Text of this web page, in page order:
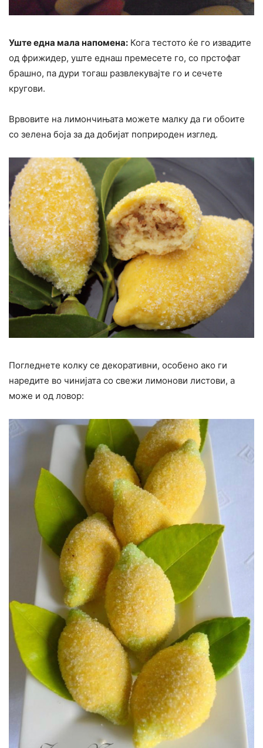
Уште една мала напомена: Кога тестото ќе го извадите
од фрижидер, уште еднаш премесете го, со прстофат
брашно, па дури тогаш развлекувајте го и сечете
кругови.
Врвовите на лимончињата можете малку да ги обоите
со зелена боја за да добијат поприроден изглед.
Погледнете колку се декоративни, особено ако ги
наредите во чинијата со свежи лимонови листови, а
може и од ловор: